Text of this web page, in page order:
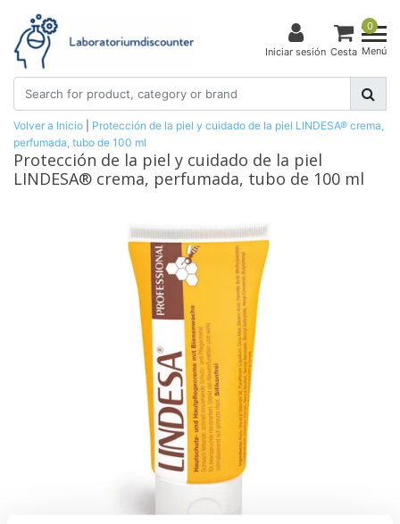
Iniciar sesión
0
Cesta Menú
Volver a Inicio
Protección de la piel y cuidado de la piel LINDESA® crema,
perfumada, tubo de 100 ml
Protección de la piel y cuidado de la piel
LINDESA® crema, perfumada, tubo de 100 ml